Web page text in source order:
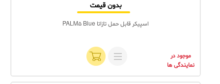
بدون قیمت
اسپیکر قابل حمل تازاتا PALM5 Blue
موجود در
نمایندگی ها